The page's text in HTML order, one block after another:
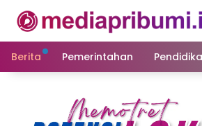
konten
Berita
Pemerintahan